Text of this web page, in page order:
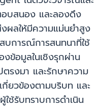
บสนอง และลองดึง
ผลให้มีความแม่นยำสูง
บการณ์การสนทนาที่ใช้
ข้อมูลในเชิงรุกผ่าน
รงมา และรักษาความ
ยวข้องตามบริบท และ
ช้รับทราบการดำเนิน